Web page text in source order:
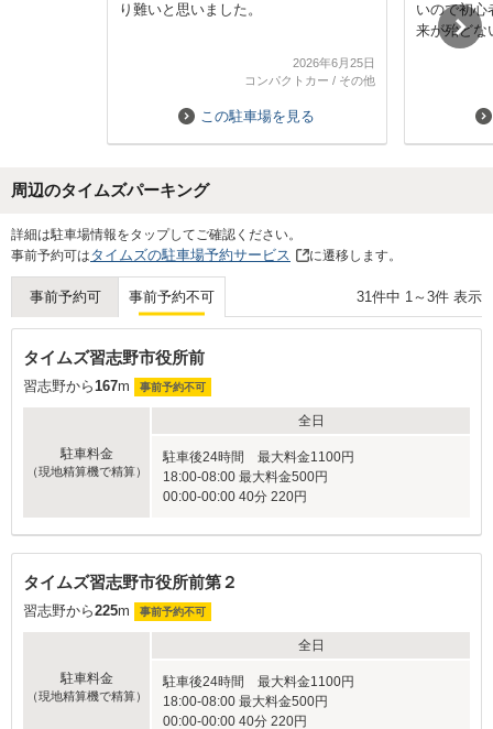
り難いと思いました。
2026年6月25日
コンパクトカー / その他
この駐車場を見る
いので初心
来が殆どな
です。一
ているの
周辺のタイムズパーキング
詳細は駐車場情報をタップしてご確認ください。
事前予約可はタイムズの駐車場予約サービス に遷移します。
事前予約可 事前予約不可 31件中 1 ～ 3件 表示
タイムズ習志野市役所前
習志野から167m 事前予約不可
駐車料金
（現地精算機で精算）
全日
駐車後24時間 最大料金1100円
18:00-08:00 最大料金500円
00:00-00:00 40分 220円
タイムズ習志野市役所前第２
習志野から225m 事前予約不可
駐車料金
（現地精算機で精算）
全日
駐車後24時間 最大料金1100円
18:00-08:00 最大料金500円
00:00-00:00 40分 220円